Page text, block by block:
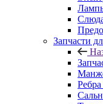
Запчасти
Ребра